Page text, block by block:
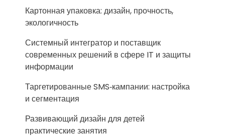
Картонная упаковка: дизайн, прочность,
экологичность
Системный интегратор и поставщик
современных решений в сфере IT и защиты
информации
Таргетированные SMS‑кампании: настройка
и сегментация
Развивающий дизайн для детей
практические занятия